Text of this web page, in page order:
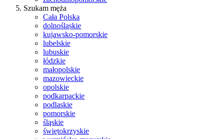
Szukam męża
Cała Polska
dolnośląskie
kujawsko-pomorskie
lubelskie
lubuskie
łódzkie
małopolskie
mazowieckie
opolskie
podkarpackie
podlaskie
pomorskie
śląskie
świętokrzyskie